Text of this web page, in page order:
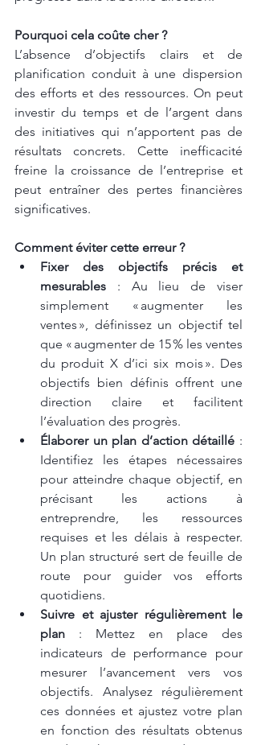
Pourquoi cela coûte cher ?
L’absence d’objectifs clairs et de
planification conduit à une dispersion
des efforts et des ressources. On peut
investir du temps et de l’argent dans
des initiatives qui n’apportent pas de
résultats concrets. Cette inefficacité
freine la croissance de l’entreprise et
peut entraîner des pertes financières
significatives.
Comment éviter cette erreur ?
Fixer des objectifs précis et
mesurables : Au lieu de viser
simplement « augmenter les
ventes », définissez un objectif tel
que « augmenter de 15 % les ventes
du produit X d’ici six mois ». Des
objectifs bien définis offrent une
direction claire et facilitent
l’évaluation des progrès.
Élaborer un plan d’action détaillé :
Identifiez les étapes nécessaires
pour atteindre chaque objectif, en
précisant les actions à
entreprendre, les ressources
requises et les délais à respecter.
Un plan structuré sert de feuille de
route pour guider vos efforts
quotidiens.
Suivre et ajuster régulièrement le
plan : Mettez en place des
indicateurs de performance pour
mesurer l’avancement vers vos
objectifs. Analysez régulièrement
ces données et ajustez votre plan
en fonction des résultats obtenus